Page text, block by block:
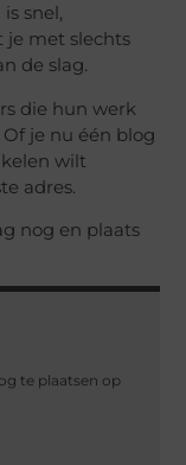
te plaatsen op
snel,
je met slechts
de slag.
die hun werk
je nu één blog
wilt
adres.
nog en plaats